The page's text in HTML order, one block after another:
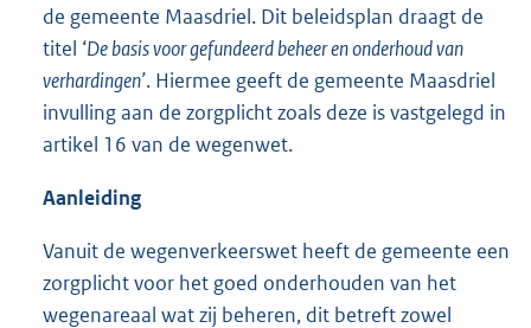
de gemeente Maasdriel. Dit beleidsplan draagt de
titel ‘De basis voor gefundeerd beheer en onderhoud van
verhardingen’. Hiermee geeft de gemeente Maasdriel
invulling aan de zorgplicht zoals deze is vastgelegd in
artikel 16 van de wegenwet.
Aanleiding
Vanuit de wegenverkeerswet heeft de gemeente een
zorgplicht voor het goed onderhouden van het
wegenareaal wat zij beheren, dit betreft zowel